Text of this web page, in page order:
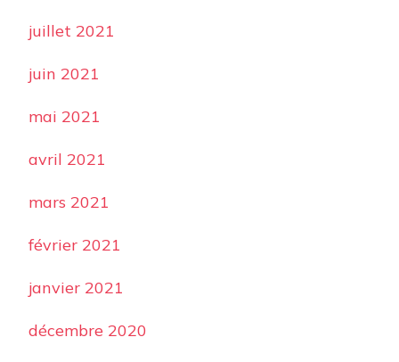
juillet 2021
juin 2021
mai 2021
avril 2021
mars 2021
février 2021
janvier 2021
décembre 2020